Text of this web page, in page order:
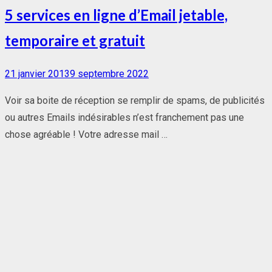
5 services en ligne d’Email jetable,
temporaire et gratuit
Posted
21 janvier 20139 septembre 2022
Voir sa boite de réception se remplir de spams, de publicités
ou autres Emails indésirables n’est franchement pas une
chose agréable ! Votre adresse mail …